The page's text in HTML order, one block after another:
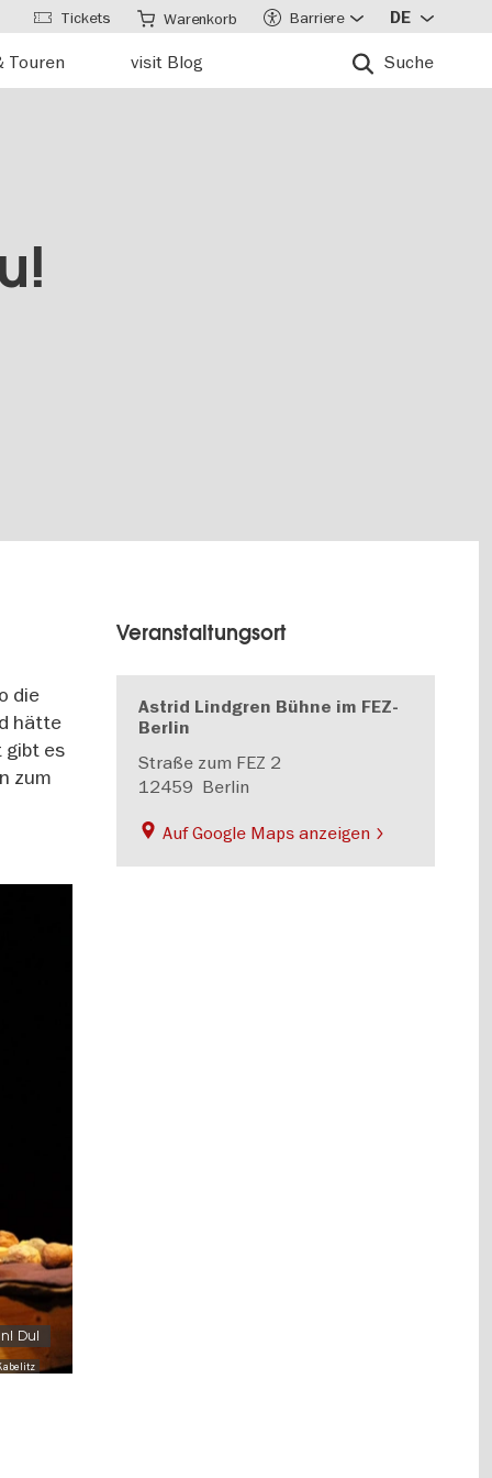
Touren visit Blog Suche
Tickets Warenkorb Barriere DE
die
hätte
gibt es
zum
Du!
Veranstaltungsort
Astrid Lindgren Bühne im FEZ-
Berlin
Straße zum FEZ 2
12459 Berlin
Auf Google Maps anzeigen